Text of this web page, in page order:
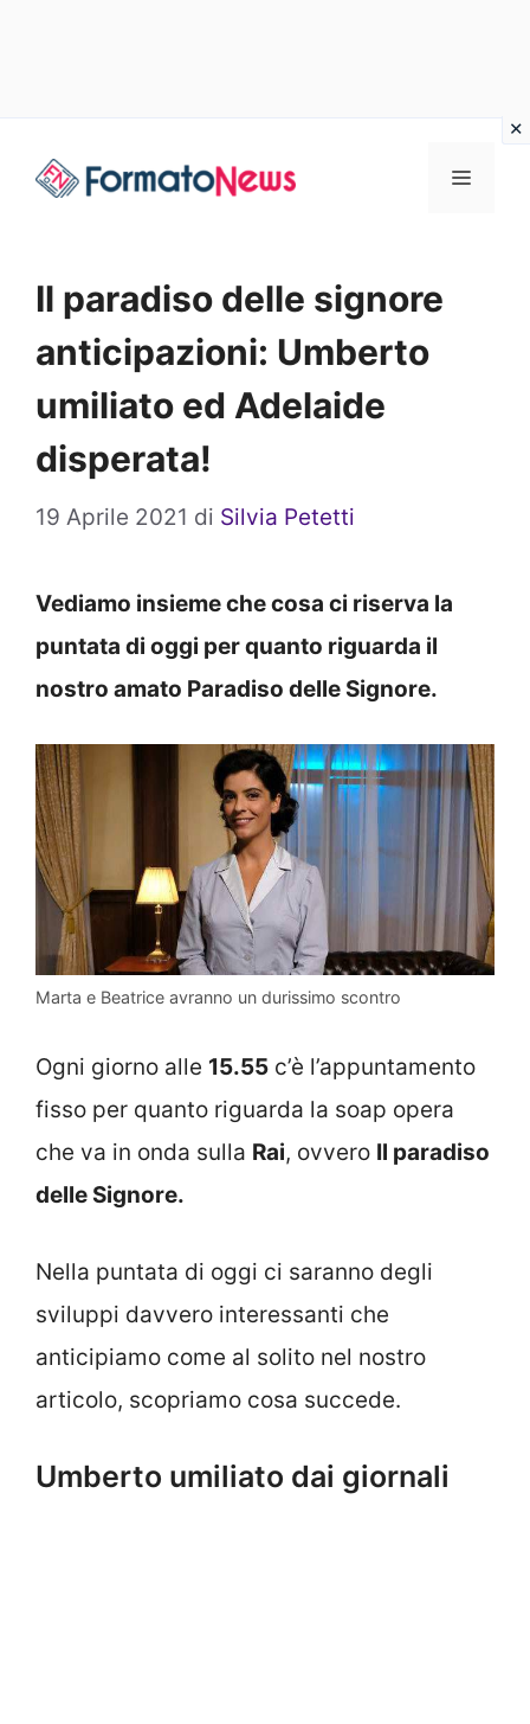
Menu
Il paradiso delle signore
anticipazioni: Umberto
umiliato ed Adelaide
disperata!
19 Aprile 2021 di Silvia Petetti
Vediamo insieme che cosa ci riserva la
puntata di oggi per quanto riguarda il
nostro amato Paradiso delle Signore.
Marta e Beatrice avranno un durissimo scontro
Ogni giorno alle 15.55 c’è l’appuntamento
fisso per quanto riguarda la soap opera
che va in onda sulla Rai, ovvero Il paradiso
delle Signore.
Nella puntata di oggi ci saranno degli
sviluppi davvero interessanti che
anticipiamo come al solito nel nostro
articolo, scopriamo cosa succede.
Umberto umiliato dai giornali